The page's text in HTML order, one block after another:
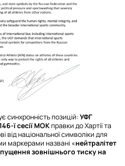
синхронність позицій: УФГ
ї сесії МОК правки до Хартії та
від національної символіки для
маркерами названі «нейтралітет
зовнішнього тиску на